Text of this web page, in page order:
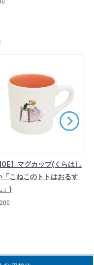
】マグカップ(くらはし
「こねこのトトはおるす
」)